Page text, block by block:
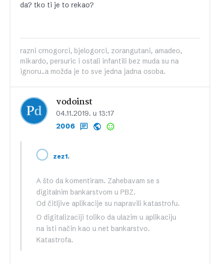
da? tko ti je to rekao?
razni crnogorci, bjelogorci, zorangutani, amadeo,
mikardo, persuric i ostali infantili bez muda su na
ignoru..a možda je to sve jedna jadna osoba.
vodoinst
04.11.2019. u 13:17
2006
zez1,
A što da komentiram. Zahebavam se s
digitalnim bankarstvom u PBZ.
Od čitljive aplikacije su napravili katastrofu.
O digitalizaciji toliko da ulazim u aplikaciju
na isti način kao u net bankarstvo.
Katastrofa.